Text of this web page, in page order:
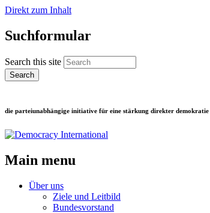
Direkt zum Inhalt
Suchformular
Search this site
die parteiunabhängige initiative für eine stärkung direkter demokratie
Main menu
Über uns
Ziele und Leitbild
Bundesvorstand